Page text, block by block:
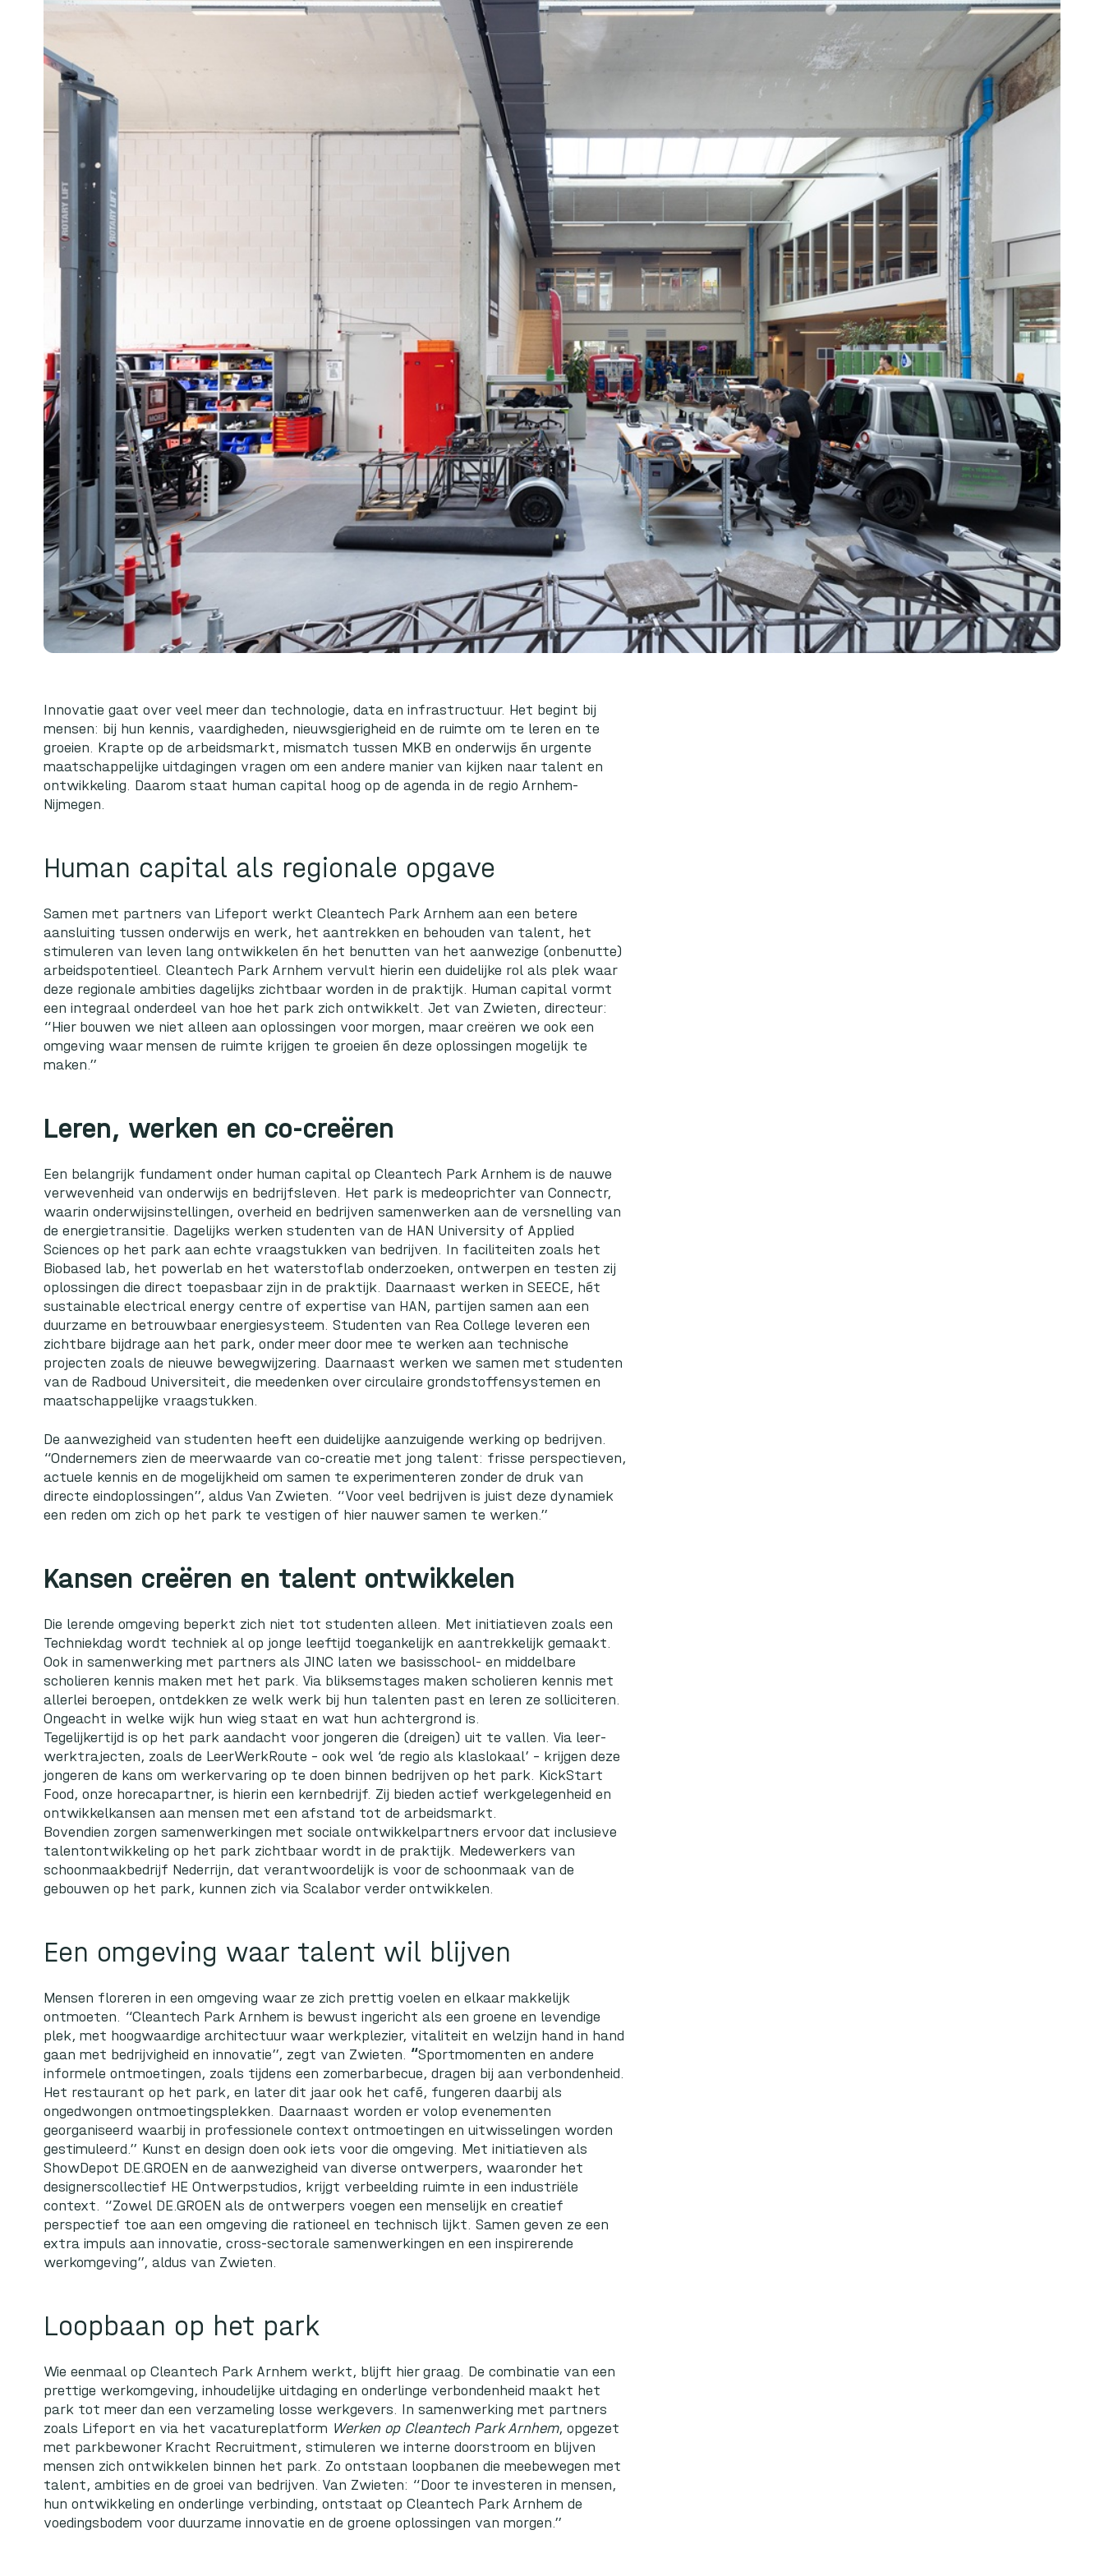
Innovatie gaat over veel meer dan technologie, data en infrastructuur. Het begint bij
mensen: bij hun kennis, vaardigheden, nieuwsgierigheid en de ruimte om te leren en te
groeien. Krapte op de arbeidsmarkt, mismatch tussen MKB en onderwijs én urgente
maatschappelijke uitdagingen vragen om een andere manier van kijken naar talent en
ontwikkeling. Daarom staat human capital hoog op de agenda in de regio Arnhem-
Nijmegen.
Human capital als regionale opgave
Samen met partners van Lifeport werkt Cleantech Park Arnhem aan een betere
aansluiting tussen onderwijs en werk, het aantrekken en behouden van talent, het
stimuleren van leven lang ontwikkelen én het benutten van het aanwezige (onbenutte)
arbeidspotentieel. Cleantech Park Arnhem vervult hierin een duidelijke rol als plek waar
deze regionale ambities dagelijks zichtbaar worden in de praktijk. Human capital vormt
een integraal onderdeel van hoe het park zich ontwikkelt. Jet van Zwieten, directeur:
“Hier bouwen we niet alleen aan oplossingen voor morgen, maar creëren we ook een
omgeving waar mensen de ruimte krijgen te groeien én deze oplossingen mogelijk te
maken.”
Leren, werken en co-creëren
Een belangrijk fundament onder human capital op Cleantech Park Arnhem is de nauwe
verwevenheid van onderwijs en bedrijfsleven. Het park is medeoprichter vanConnectr,
waarin onderwijsinstellingen, overheid en bedrijven samenwerken aan de versnelling van
de energietransitie. Dagelijks werken studenten van de HAN University of Applied
Sciences op het park aan echte vraagstukken van bedrijven. In faciliteiten zoals het
Biobased lab, het powerlab en het waterstoflab onderzoeken, ontwerpen en testen zij
oplossingen die direct toepasbaar zijn in de praktijk. Daarnaast werken inSEECE, hét
sustainable electrical energy centre of expertise van HAN, partijen samen aan een
duurzame en betrouwbaar energiesysteem. Studenten van Rea College leveren een
zichtbare bijdrage aan het park, onder meer door mee te werken aan technische
projecten zoals de nieuwe bewegwijzering. Daarnaast werken we samen met studenten
van de Radboud Universiteit, die meedenken over circulaire grondstoffensystemen en
maatschappelijke vraagstukken.
De aanwezigheid van studenten heeft een duidelijke aanzuigende werking op bedrijven.
“Ondernemers zien de meerwaarde van co-creatie met jong talent: frisse perspectieven,
actuele kennis en de mogelijkheid om samen te experimenteren zonder de druk van
directe eindoplossingen”, aldus Van Zwieten. “Voor veel bedrijven is juist deze dynamiek
een reden om zich op het park te vestigen of hier nauwer samen te werken.”
Kansen creëren en talent ontwikkelen
Die lerende omgeving beperkt zich niet tot studenten alleen. Met initiatieven zoals een
Techniekdag wordt techniek al op jonge leeftijd toegankelijk en aantrekkelijk gemaakt.
Ook in samenwerking met partners alsJINC laten we basisschool- en middelbare
scholieren kennis maken met het park. Via bliksemstages maken scholieren kennis met
allerlei beroepen, ontdekken ze welk werk bij hun talenten past en leren ze solliciteren.
Ongeacht in welke wijk hun wieg staat en wat hun achtergrond is.
Tegelijkertijd is op het park aandacht voor jongeren die (dreigen) uit te vallen. Via leer-
werktrajecten, zoals de LeerWerkRoute – ook wel ‘de regio als klaslokaal’ – krijgen deze
jongeren de kans om werkervaring op te doen binnen bedrijven op het park. KickStart
Food, onze horecapartner, is hierin een kernbedrijf. Zij bieden actief werkgelegenheid en
ontwikkelkansen aan mensen met een afstand tot de arbeidsmarkt.
Bovendien zorgen samenwerkingen met sociale ontwikkelpartners ervoor dat inclusieve
talentontwikkeling op het park zichtbaar wordt in de praktijk. Medewerkers van
schoonmaakbedrijf Nederrijn, dat verantwoordelijk is voor de schoonmaak van de
gebouwen op het park, kunnen zich viaScalabor verder ontwikkelen.
Een omgeving waar talent wil blijven
Mensen floreren in een omgeving waar ze zich prettig voelen en elkaar makkelijk
ontmoeten. “Cleantech Park Arnhem is bewust ingericht als een groene en levendige
plek, met hoogwaardige architectuur waar werkplezier, vitaliteit en welzijn hand in hand
gaan met bedrijvigheid en innovatie”, zegt van Zwieten. “Sportmomenten en andere
informele ontmoetingen, zoals tijdens een zomerbarbecue, dragen bij aan verbondenheid.
Het restaurant op het park, en later dit jaar ook het café, fungeren daarbij als
ongedwongen ontmoetingsplekken. Daarnaast worden er volop evenementen
georganiseerd waarbij in professionele context ontmoetingen en uitwisselingen worden
gestimuleerd.” Kunst en design doen ook iets voor die omgeving. Met initiatieven als
ShowDepot DE.GROEN en de aanwezigheid van diverse ontwerpers, waaronder het
designerscollectief HE Ontwerpstudios, krijgt verbeelding ruimte in een industriële
context. “Zowel DE.GROEN als de ontwerpers voegen een menselijk en creatief
perspectief toe aan een omgeving die rationeel en technisch lijkt. Samen geven ze een
extra impuls aan innovatie, cross-sectorale samenwerkingen en een inspirerende
werkomgeving”, aldus van Zwieten.
Loopbaan op het park
Wie eenmaal op Cleantech Park Arnhem werkt, blijft hier graag. De combinatie van een
prettige werkomgeving, inhoudelijke uitdaging en onderlinge verbondenheid maakt het
park tot meer dan een verzameling losse werkgevers. In samenwerking met partners
zoals Lifeport en via het vacatureplatform Werken op Cleantech Park Arnhem, opgezet
met parkbewoner Kracht Recruitment, stimuleren we interne doorstroom en blijven
mensen zich ontwikkelen binnen het park. Zo ontstaan loopbanen die meebewegen met
talent, ambities en de groei van bedrijven. Van Zwieten: “Door te investeren in mensen,
hun ontwikkeling en onderlinge verbinding, ontstaat op Cleantech Park Arnhem de
voedingsbodem voor duurzame innovatie en de groene oplossingen van morgen.”